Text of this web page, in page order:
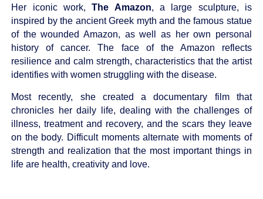
Her iconic work,The Amazon, a large sculpture, is
inspired by the ancient Greek myth and the famous statue
of the wounded Amazon, as well as her own personal
history of cancer. The face of the Amazon reflects
resilience and calm strength, characteristics that the artist
identifies with women struggling with the disease.
Most recently, she created a documentary film that
chronicles her daily life, dealing with the challenges of
illness, treatment and recovery, and the scars they leave
on the body. Difficult moments alternate with moments of
strength and realization that the most important things in
life are health, creativity and love.